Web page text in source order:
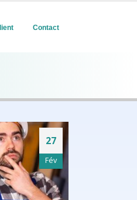
Contact
27
Fév